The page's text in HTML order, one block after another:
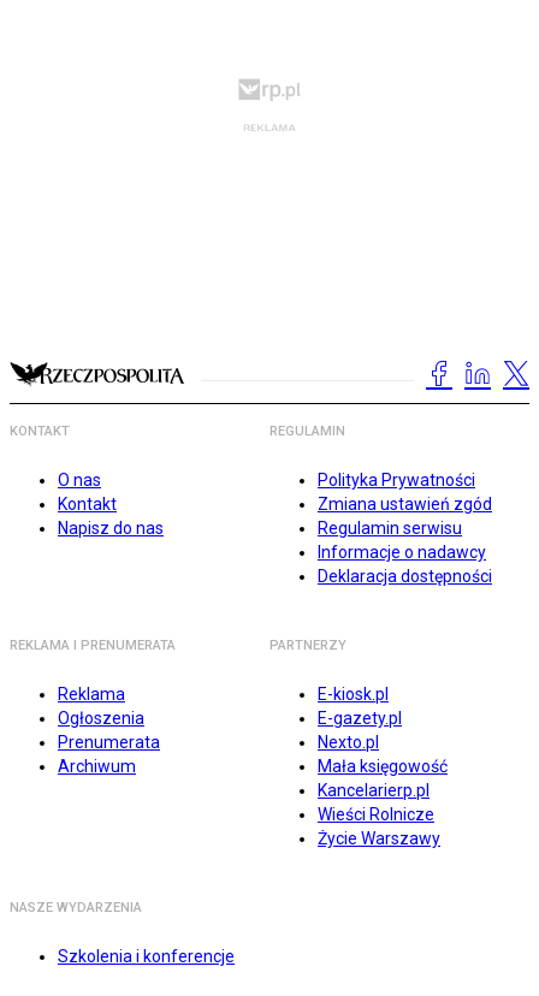
KONTAKT
O nas
Kontakt
Napisz do nas
REGULAMIN
Polityka Prywatności
Zmiana ustawień zgód
Regulamin serwisu
Informacje o nadawcy
Deklaracja dostępności
REKLAMA I PRENUMERATA
Reklama
Ogłoszenia
Prenumerata
Archiwum
PARTNERZY
E-kiosk.pl
E-gazety.pl
Nexto.pl
Mała księgowość
Kancelarierp.pl
Wieści Rolnicze
Życie Warszawy
NASZE WYDARZENIA
Szkolenia i konferencje